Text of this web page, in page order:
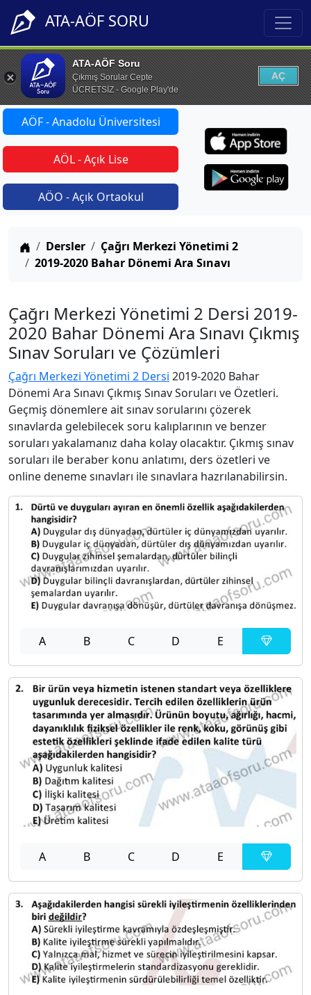
ATA-AÖF SORU
ATA-AÖF Soru
Çıkmış Sorular Cepte
ÜCRETSİZ - Google Play'de
AÇ
AÖF - Anadolu Üniversitesi
AÖL - Açık Lise
AÖO - Açık Ortaokul
Anasayfa
Dersler
Çağrı Merkezi Yönetimi 2
2019-2020 Bahar Dönemi Ara Sınavı
Çağrı Merkezi Yönetimi 2 Dersi 2019-
2020 Bahar Dönemi Ara Sınavı Çıkmış
Sınav Soruları ve Çözümleri
Çağrı Merkezi Yönetimi 2 Dersi 2019-2020 Bahar
Dönemi Ara Sınavı Çıkmış Sınav Soruları ve Özetleri.
Geçmiş dönemlere ait sınav sorularını çözerek
sınavlarda gelebilecek soru kalıplarının ve benzer
soruları yakalamanız daha kolay olacaktır. Çıkmış sınav
soruları ile beraber konu anlatımı, ders özetleri ve
online deneme sınavları ile sınavlara hazrılanabilirsin.
A B C D E
A B C D E